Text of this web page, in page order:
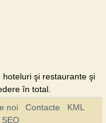
şi restaurante şi
în total.
noi Contacte
KML
SEO